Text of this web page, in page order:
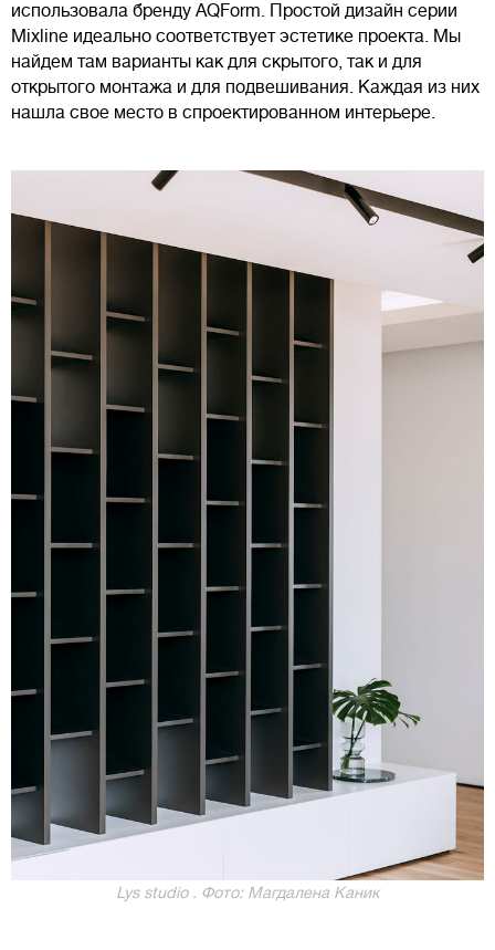
использовала бренду AQForm. Простой дизайн серии
Mixline идеально соответствует эстетике проекта. Мы
найдем там варианты как для скрытого, так и для
открытого монтажа и для подвешивания. Каждая из них
нашла свое место в спроектированном интерьере.
Lys studio . Фото: Магдалена Каник